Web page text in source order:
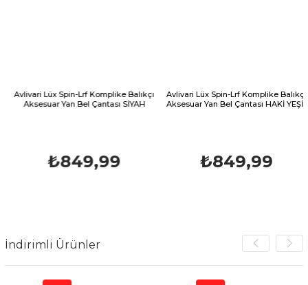
Avlivari Lüx Spin-Lrf Komplike Balıkçı
Aksesuar Yan Bel Çantası SİYAH
₺849,99
Avlivari Lüx Spin-Lrf Komplike Balıkçı
Aksesuar Yan Bel Çantası HAKİ YEŞİL
₺849,99
İndirimli Ürünler